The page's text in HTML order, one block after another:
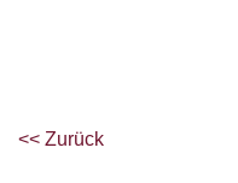
<< Zurück